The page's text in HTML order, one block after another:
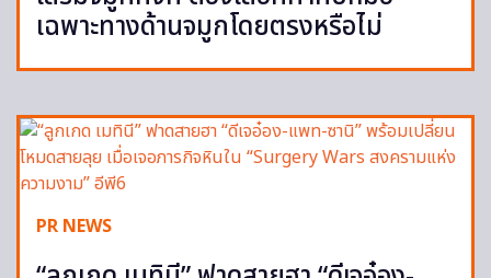
เฉพาะทางด้านจมูกโดยตรงหรือไม่
PR NEWS